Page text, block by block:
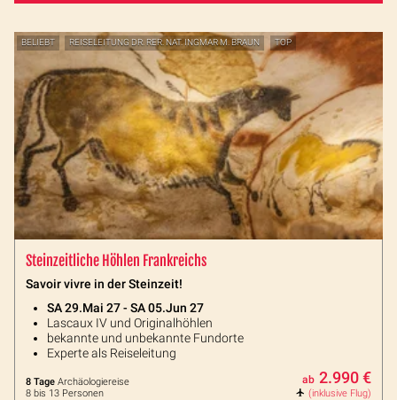
BELIEBT REISELEITUNG DR. RER. NAT. INGMAR M. BRAUN TOP
Steinzeitliche Höhlen Frankreichs
Savoir vivre in der Steinzeit!
SA 29.Mai 27 - SA 05.Jun 27
Lascaux IV und Originalhöhlen
bekannte und unbekannte Fundorte
Experte als Reiseleitung
8 Tage Archäologiereise
8 bis 13 Personen
ab 2.990 €
(inklusive Flug)